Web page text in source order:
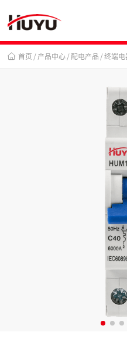
首页 / 产品中心 / 配电产品 / 终端电